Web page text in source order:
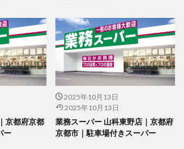
京都府京都
ー
2025年10月13日
2025年10月13日
業務スーパー 山科東野店｜京都府
京都市｜駐車場付きスーパー